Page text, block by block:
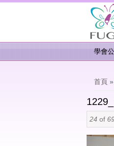
學會
首頁
24 of
1229_